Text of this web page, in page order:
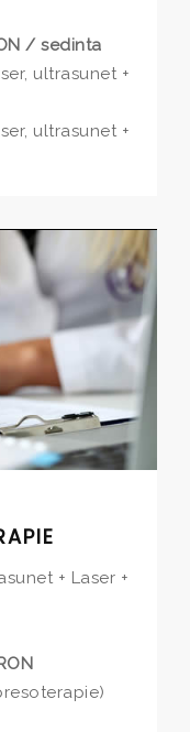
/ sedinta
ultrasunet +
ultrasunet +
+ Laser +